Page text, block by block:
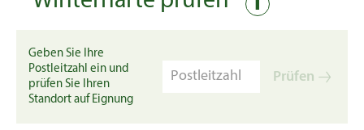
Geben Sie Ihre
Postleitzahl ein und
prüfen Sie Ihren
Standort auf Eignung
Prüfen